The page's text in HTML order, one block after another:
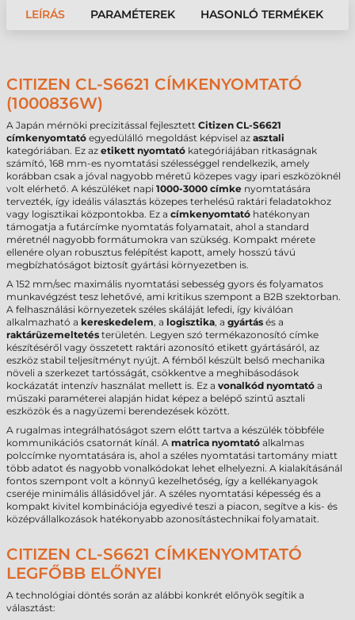
LEÍRÁS PARAMÉTEREK HASONLÓ TERMÉKEK
CITIZEN CL-S6621 CÍMKENYOMTATÓ
(1000836W)
A Japán mérnöki precizitással fejlesztett Citizen CL-S6621
címkenyomtató egyedülálló megoldást képvisel az asztali
kategóriában. Ez az etikett nyomtató kategóriájában ritkaságnak
számító, 168 mm-es nyomtatási szélességgel rendelkezik, amely
korábban csak a jóval nagyobb méretű közepes vagy ipari eszközöknél
volt elérhető. A készüléket napi 1000-3000 címke nyomtatására
tervezték, így ideális választás közepes terhelésű raktári feladatokhoz
vagy logisztikai központokba. Ez a címkenyomtató hatékonyan
támogatja a futárcímke nyomtatás folyamatait, ahol a standard
méretnél nagyobb formátumokra van szükség. Kompakt mérete
ellenére olyan robusztus felépítést kapott, amely hosszú távú
megbízhatóságot biztosít gyártási környezetben is.
A 152 mm/sec maximális nyomtatási sebesség gyors és folyamatos
munkavégzést tesz lehetővé, ami kritikus szempont a B2B szektorban.
A felhasználási környezetek széles skáláját lefedi, így kiválóan
alkalmazható a kereskedelem, a logisztika, a gyártás és a
raktárüzemeltetés területén. Legyen szó termékazonosító címke
készítéséről vagy összetett raktári azonosító etikett gyártásáról, az
eszköz stabil teljesítményt nyújt. A fémből készült belső mechanika
növeli a szerkezet tartósságát, csökkentve a meghibásodások
kockázatát intenzív használat mellett is. Ez a vonalkód nyomtató a
műszaki paraméterei alapján hidat képez a belépő szintű asztali
eszközök és a nagyüzemi berendezések között.
A rugalmas integrálhatóságot szem előtt tartva a készülék többféle
kommunikációs csatornát kínál. A matrica nyomtató alkalmas
polccímke nyomtatására is, ahol a széles nyomtatási tartomány miatt
több adatot és nagyobb vonalkódokat lehet elhelyezni. A kialakításánál
fontos szempont volt a könnyű kezelhetőség, így a kellékanyagok
cseréje minimális állásidővel jár. A széles nyomtatási képesség és a
kompakt kivitel kombinációja egyedivé teszi a piacon, segítve a kis- és
középvállalkozások hatékonyabb azonosítástechnikai folyamatait.
CITIZEN CL-S6621 CÍMKENYOMTATÓ
LEGFŐBB ELŐNYEI
A technológiai döntés során az alábbi konkrét előnyök segítik a
választást: